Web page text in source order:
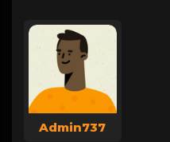
Admin737